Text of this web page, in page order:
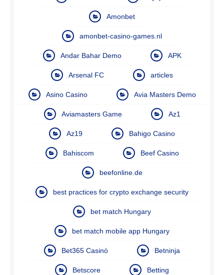
Amonbet
amonbet-casino-games.nl
Andar Bahar Demo APK
Arsenal FC articles
Asino Casino Avia Masters Demo
Aviamasters Game Az1
Az19 Bahigo Casino
Bahiscom Beef Casino
beefonline.de
best practices for crypto exchange security
bet match Hungary
bet match mobile app Hungary
Bet365 Casinò Betninja
Betscore Betting